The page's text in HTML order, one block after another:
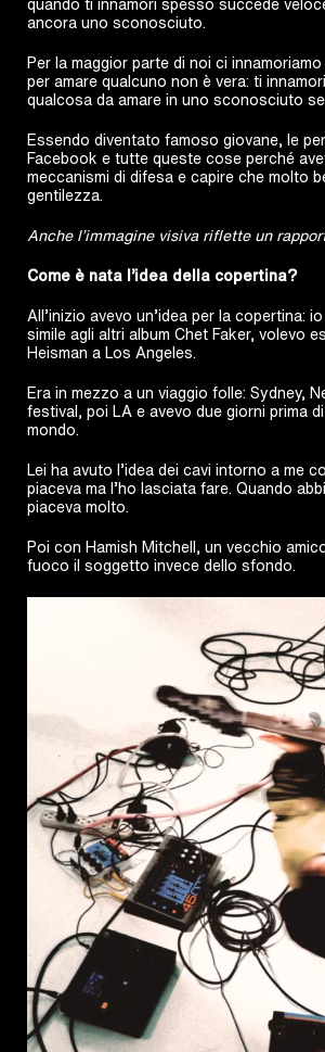
quando ti innamori spesso succede
ancora uno sconosciuto.
Per la maggior parte di noi ci
per amare qualcuno non è vera: ti
qualcosa da amare in uno sconosciuto
Essendo diventato famoso giovane, le
Facebook e tutte queste cose perché
meccanismi di difesa e capire che molto
gentilezza.
Anche l’immagine visiva riflette un
Come è nata l’idea della copertina?
All’inizio avevo un’idea per la copertina:
simile agli altri album Chet Faker, volevo
Heisman a Los Angeles.
Era in mezzo a un viaggio folle: Sydney,
festival, poi LA e avevo due giorni prima
mondo.
Lei ha avuto l’idea dei cavi intorno a me
piaceva ma l’ho lasciata fare. Quando
piaceva molto.
Poi con Hamish Mitchell, un vecchio
fuoco il soggetto invece dello sfondo.